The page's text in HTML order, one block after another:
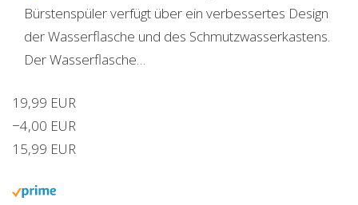
Bürstenspüler verfügt über ein verbessertes Design
der Wasserflasche und des Schmutzwasserkastens.
Der Wasserflasche…
19,99 EUR
−4,00 EUR
15,99 EUR